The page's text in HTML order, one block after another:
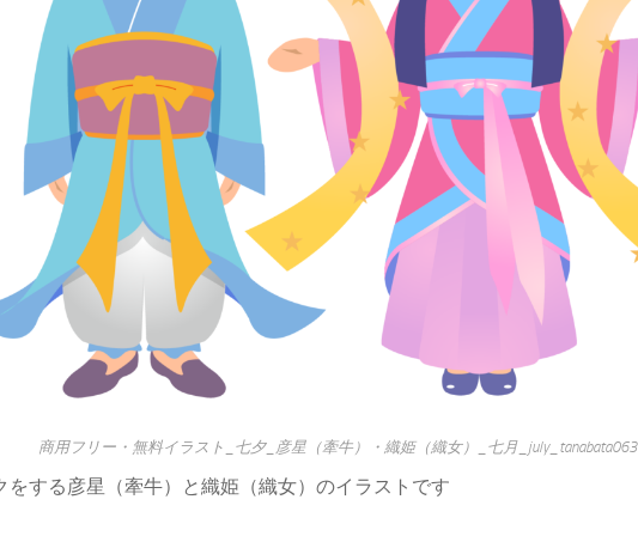
商用フリー・無料イラスト_七夕_彦星（牽牛）・織姫（織女）_七月_july_tanabata063
をする彦星（牽牛）と織姫（織女）のイラストです